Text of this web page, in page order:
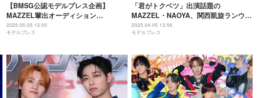
【BMSG公認モデルプレス企画】
MAZZEL輩出オーディション
「MISSIONx2」検定～あなたは何問正
解できる？～
2025.05.05 12:00
モデルプレス
「君がトクベツ」出演話題の
MAZZEL・NAOYA、関西凱旋ランウェ
イ 全身白スーツで抜群スタイル【TGC
大阪・関西万博】
2025.04.05 13:56
モデルプレス